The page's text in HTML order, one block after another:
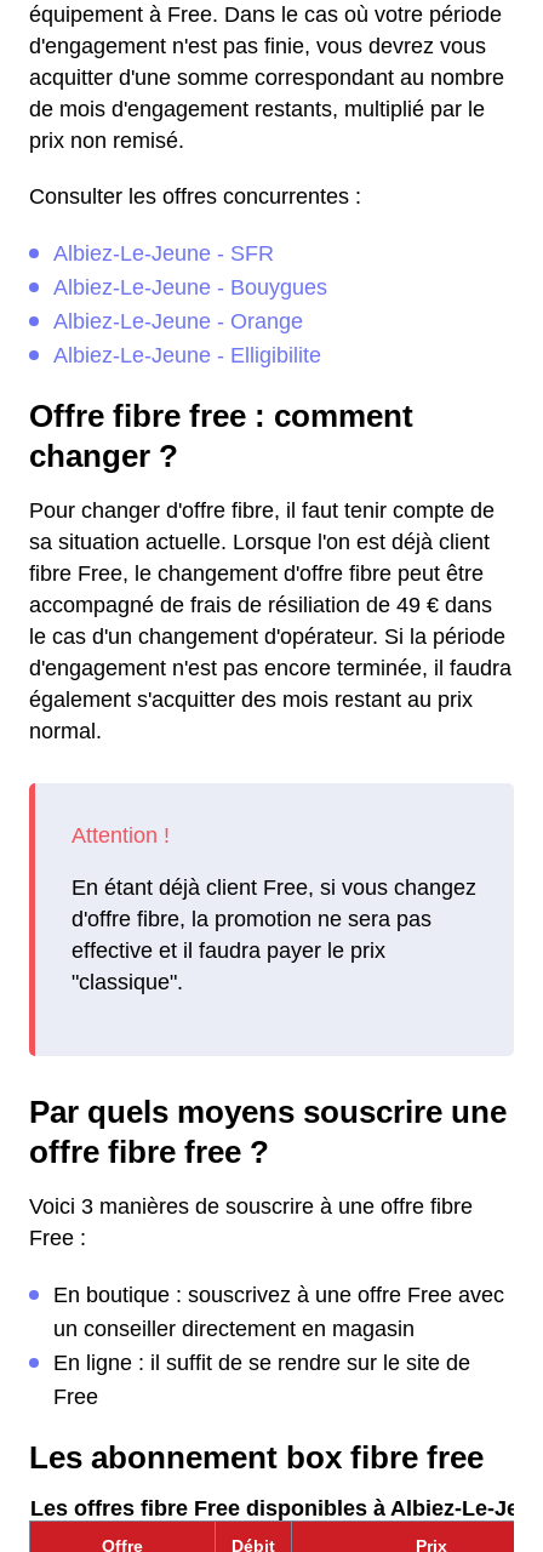
équipement à Free. Dans le cas où votre période
d'engagement n'est pas finie, vous devrez vous
acquitter d'une somme correspondant au nombre
de mois d'engagement restants, multiplié par le
prix non remisé.
Consulter les offres concurrentes :
Albiez-Le-Jeune - SFR
Albiez-Le-Jeune - Bouygues
Albiez-Le-Jeune - Orange
Albiez-Le-Jeune - Elligibilite
Offre fibre free : comment
changer ?
Pour changer d'offre fibre, il faut tenir compte de
sa situation actuelle. Lorsque l'on est déjà client
fibre Free, le changement d'offre fibre peut être
accompagné de frais de résiliation de 49 € dans
le cas d'un changement d'opérateur. Si la période
d'engagement n'est pas encore terminée, il faudra
également s'acquitter des mois restant au prix
normal.
En étant déjà client Free, si vous changez
d'offre fibre, la promotion ne sera pas
effective et il faudra payer le prix
"classique".
Par quels moyens souscrire une
offre fibre free ?
Voici 3 manières de souscrire à une offre fibre
Free :
En boutique : souscrivez à une offre Free avec
un conseiller directement en magasin
En ligne : il suffit de se rendre sur le site de
Free
Les abonnement box fibre free
Les offres fibre Free disponibles à Albiez-Le-
Offre Débit Prix